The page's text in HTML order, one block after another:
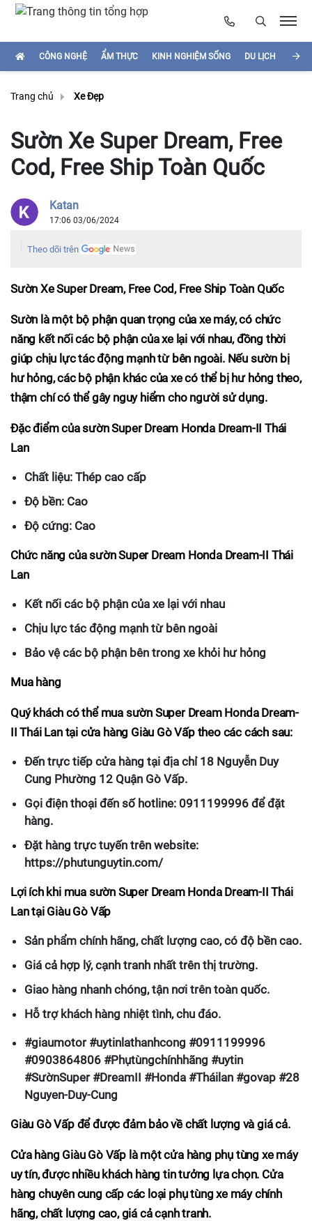
CÔNG NGHỆ ẨM THỰC KINH NGHIỆM SỐNG DU LỊCH
Trang chủ Xe Đẹp
Sườn Xe Super Dream, Free
Cod, Free Ship Toàn Quốc
Katan
17:06 03/06/2024
Theo dõi trên
Sườn Xe Super Dream, Free Cod, Free Ship Toàn Quốc
Sườn là một bộ phận quan trọng của xe máy, có chức
năng kết nối các bộ phận của xe lại với nhau, đồng thời
giúp chịu lực tác động mạnh từ bên ngoài. Nếu sườn bị
hư hỏng, các bộ phận khác của xe có thể bị hư hỏng theo,
thậm chí có thể gây nguy hiểm cho người sử dụng.
Đặc điểm của sườn Super Dream Honda Dream-II Thái
Lan
Chất liệu: Thép cao cấp
Độ bền: Cao
Độ cứng: Cao
Chức năng của sườn Super Dream Honda Dream-II Thái
Lan
Kết nối các bộ phận của xe lại với nhau
Chịu lực tác động mạnh từ bên ngoài
Bảo vệ các bộ phận bên trong xe khỏi hư hỏng
Mua hàng
Quý khách có thể mua sườn Super Dream Honda Dream-
II Thái Lan tại cửa hàng Giàu Gò Vấp theo các cách sau:
Đến trực tiếp cửa hàng tại địa chỉ 18 Nguyễn Duy
Cung Phường 12 Quận Gò Vấp.
Gọi điện thoại đến số hotline: 0911199996 để đặt
hàng.
Đặt hàng trực tuyến trên website:
https://phutunguytin.com/
Lợi ích khi mua sườn Super Dream Honda Dream-II Thái
Lan tại Giàu Gò Vấp
Sản phẩm chính hãng, chất lượng cao, có độ bền cao.
Giá cả hợp lý, cạnh tranh nhất trên thị trường.
Giao hàng nhanh chóng, tận nơi trên toàn quốc.
Hỗ trợ khách hàng nhiệt tình, chu đáo.
#giaumotor #uytinlathanhcong #0911199996
#0903864806 #Phụtùngchínhhãng #uytin
#SườnSuper #DreamII #Honda #Tháilan #govap #28
Nguyen-Duy-Cung
Giàu Gò Vấp để được đảm bảo về chất lượng và giá cả.
Cửa hàng Giàu Gò Vấp là một cửa hàng phụ tùng xe máy
uy tín, được nhiều khách hàng tin tưởng lựa chọn. Cửa
hàng chuyên cung cấp các loại phụ tùng xe máy chính
hãng, chất lượng cao, giá cả cạnh tranh.